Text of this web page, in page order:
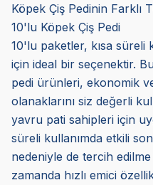
Köpek Çiş Pedinin Farklı
10'lu Köpek Çiş Pedi
10'lu paketler, kısa süreli
için ideal bir seçenektir.
pedi ürünleri, ekonomik
olanaklarını siz değerli
yavru pati sahipleri için
süreli kullanımda etkili
nedeniyle de tercih edilme
zamanda hızlı emici